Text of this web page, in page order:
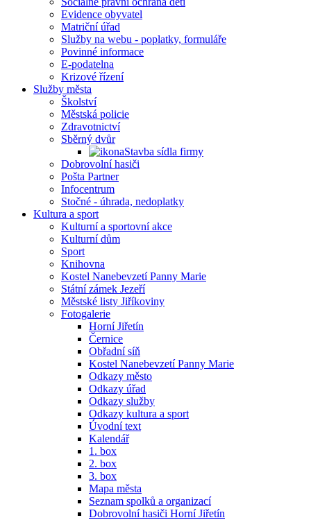
Evidence obyvatel
Matriční úřad
Služby na webu - poplatky, formuláře
Povinné informace
E-podatelna
Krizové řízení
Služby města
Školství
Městská policie
Zdravotnictví
Sběrný dvůr
Stavba sídla firmy
Dobrovolní hasiči
Pošta Partner
Infocentrum
Stočné - úhrada, nedoplatky
Kultura a sport
Kulturní a sportovní akce
Kulturní dům
Sport
Knihovna
Kostel Nanebevzetí Panny Marie
Státní zámek Jezeří
Městské listy Jiříkoviny
Fotogalerie
Horní Jiřetín
Černice
Obřadní síň
Kostel Nanebevzetí Panny Marie
Odkazy město
Odkazy úřad
Odkazy služby
Odkazy kultura a sport
Úvodní text
Kalendář
1. box
2. box
3. box
Mapa města
Seznam spolků a organizací
Dobrovolní hasiči Horní Jiřetín